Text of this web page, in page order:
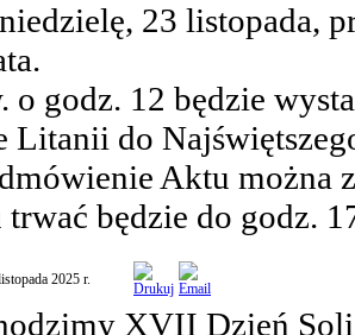
23 listopada,
o godz. 12 będzie
Litanii do
Aktu można
trwać będzie do godz.
2025 r.
XVII Dzień